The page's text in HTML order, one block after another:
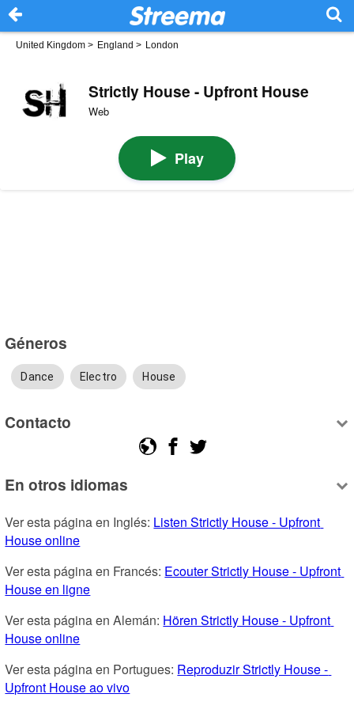
United Kingdom > England > London
Strictly House - Upfront House
Web
Play
Géneros
Dance Electro House
Contacto
En otros idiomas
Ver esta página en Inglés: Listen Strictly House - Upfront
House online
Ver esta página en Francés: Ecouter Strictly House - Upfront
House en ligne
Ver esta página en Alemán: Hören Strictly House - Upfront
House online
Ver esta página en Portugues: Reproduzir Strictly House -
Upfront House ao vivo